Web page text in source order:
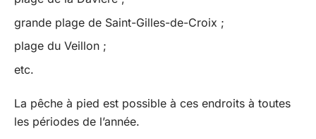
grande plage de Saint-Gilles-de-Croix ;
plage du Veillon ;
etc.
La pêche à pied est possible à ces endroits à toutes
les périodes de l’année.